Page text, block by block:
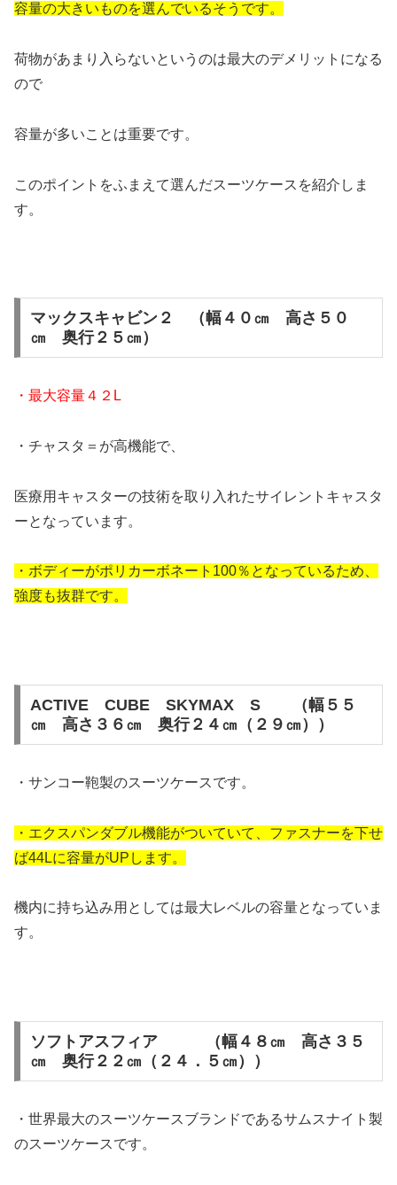
容量の大きいものを選んでいるそうです。
荷物があまり入らないというのは最大のデメリットになる
ので
容量が多いことは重要です。
このポイントをふまえて選んだスーツケースを紹介しま
す。
マックスキャビン２ （幅４０㎝ 高さ５０
㎝ 奥行２５㎝）
・最大容量４２L
・チャスタ＝が高機能で、
医療用キャスターの技術を取り入れたサイレントキャスタ
ーとなっています。
・ボディーがポリカーボネート100％となっているため、
強度も抜群です。
ACTIVE CUBE SKYMAX S （幅５５
㎝ 高さ３６㎝ 奥行２４㎝（２９㎝））
・サンコー鞄製のスーツケースです。
・エクスパンダブル機能がついていて、ファスナーを下せ
ば44Lに容量がUPします。
機内に持ち込み用としては最大レベルの容量となっていま
す。
ソフトアスフィア （幅４８㎝ 高さ３５
㎝ 奥行２２㎝（２４．５㎝））
・世界最大のスーツケースブランドであるサムスナイト製
のスーツケースです。